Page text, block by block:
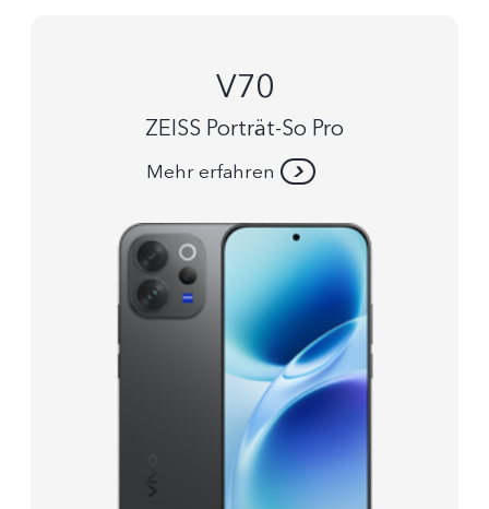
V70
ZEISS Porträt-So Pro
Mehr erfahren